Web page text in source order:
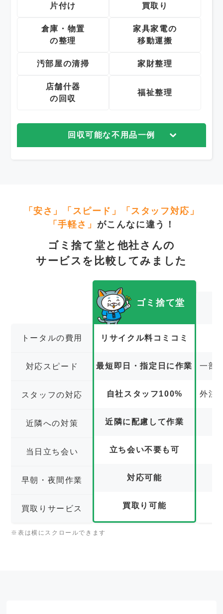
片付け 買取り
倉庫・物置
の整理
家具家電の
移動運搬
汚部屋の清掃 家財整理
店舗什器
の回収
福祉整理
回収可能な不用品一例
「安さ」「スピード」「スタッフ対応」
「手軽さ」 がこんなに違う！
ゴミ捨て堂と他社さんの
サービスを比較してみました
トータルの費用
対応スピード
スタッフの対応
近隣への対策
当日立ち会い
早朝・夜間作業
買取りサービス
ゴミ捨て堂
リサイクル料コミコミ
最短即日・指定日に作業
自社スタッフ100%
近隣に配慮して作業
立ち会い不要も可
対応可能
買取り可能
一部
外注
※表は横にスクロールできます